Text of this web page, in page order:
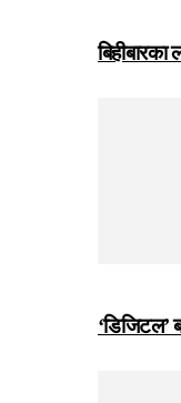
बिहीबारका
‘डिजिटल’